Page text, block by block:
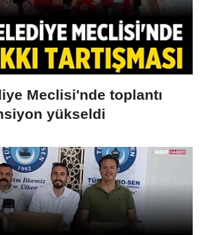
Meclisi'nde toplantı
yükseldi